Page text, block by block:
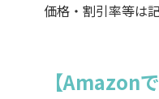
価格・割引率等は
【Amazon